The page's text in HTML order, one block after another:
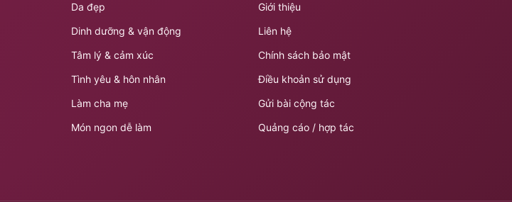
Da đẹp
Dinh dưỡng & vận động
Tâm lý & cảm xúc
Tình yêu & hôn nhân
Làm cha mẹ
Món ngon dễ làm
Giới thiệu
Liên hệ
Chính sách bảo mật
Điều khoản sử dụng
Gửi bài cộng tác
Quảng cáo / hợp tác